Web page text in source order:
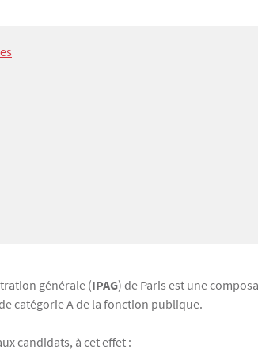
générale (IPAG) de Paris est une
catégorie A de la fonction publique.
candidats, à cet effet :